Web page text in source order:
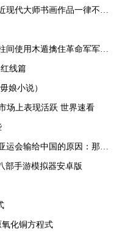
大师书画作品一律不准出境
使用木遁擒住革命军军长！
线篇
娘小说）
场上表现活跃 世界速看
国的原因：那一年是Uzi的时代！
部手游模拟器安卓版
化铜方程式